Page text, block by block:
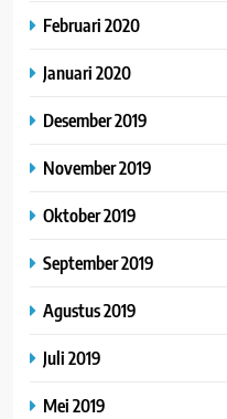
Februari 2020
Januari 2020
Desember 2019
November 2019
Oktober 2019
September 2019
Agustus 2019
Juli 2019
Mei 2019